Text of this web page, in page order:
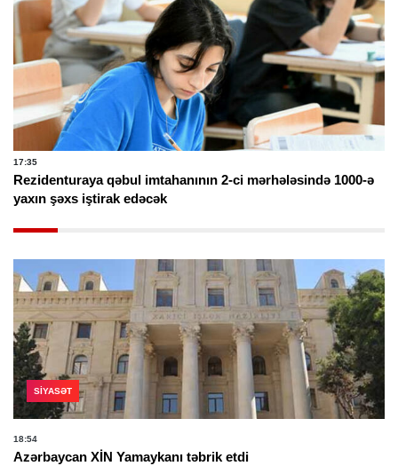
17:35
Rezidenturaya qəbul imtahanının 2-ci mərhələsində 1000-ə
yaxın şəxs iştirak edəcək
SIYASƏT
18:54
Azərbaycan XİN Yamaykanı təbrik etdi